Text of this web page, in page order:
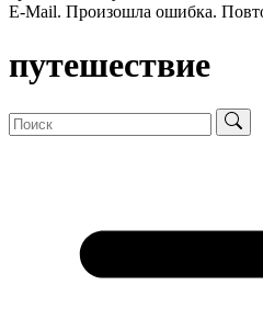
E-Mail. Произошла ошибка.
путешествие